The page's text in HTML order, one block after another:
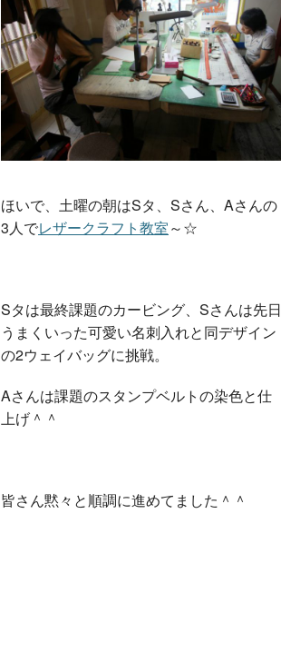
ほいで、土曜の朝はSタ、Sさん、Aさんの
3人でレザークラフト教室～☆
Sタは最終課題のカービング、Sさんは先日
うまくいった可愛い名刺入れと同デザイン
の2ウェイバッグに挑戦。
Aさんは課題のスタンプベルトの染色と仕
上げ＾＾
皆さん黙々と順調に進めてました＾＾